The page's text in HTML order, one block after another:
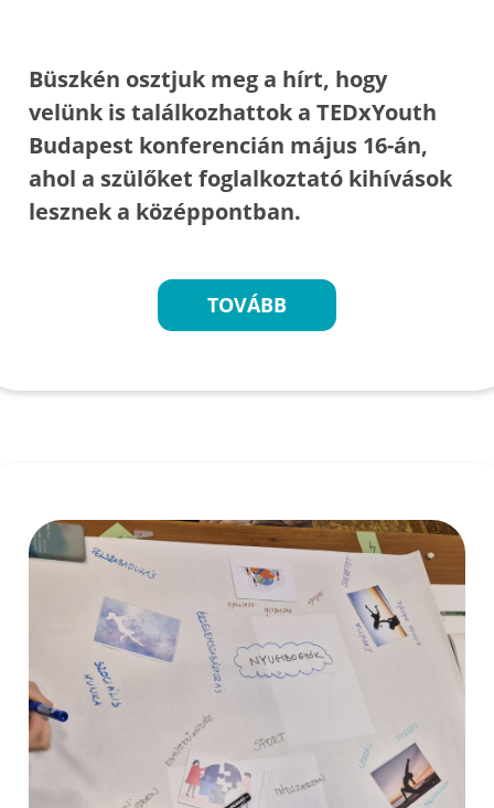
Büszkén osztjuk meg a hírt, hogy
velünk is találkozhattok a TEDxYouth
Budapest konferencián május 16-án,
ahol a szülőket foglalkoztató kihívások
lesznek a középpontban.
TOVÁBB